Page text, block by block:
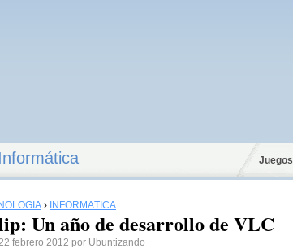
Juegos
› INFORMÁTICA
Un año de desarrollo de VLC
febrero 2012 por Ubuntizando